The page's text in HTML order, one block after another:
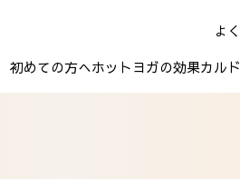
よ
初めての方へホットヨガの効果カル